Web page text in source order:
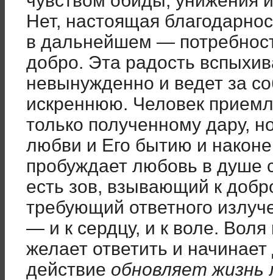
Нет, настоящая
в дальнейшем —
добро. Эта радость
невынужденно и ведет за
искреннюю. Человек
только полученному дару,
любви и Его бытию и
пробуждает любовь в душе
есть зов, взывающий к
требующий ответного
— и к сердцу, и к воле.
желает ответить и
действие обновляет жизнь